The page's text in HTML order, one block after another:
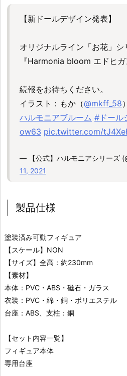
【新ドールデザイン発表】
オリジナルライン「お花」シ
『Harmonia bloom エドヒガ
続報をお待ちください。
イラスト：もか（@mkff_58）
ハルモニアブルーム #ドール
ow63 pic.twitter.com/
— 【公式】ハルモニアシリーズ
11, 2021
製品仕様
塗装済み可動フィギュア
【スケール】NON
【サイズ】全高：約230mm
【素材】
本体：PVC・ABS・磁石・ガラス
衣装：PVC・綿・銅・ポリエステル
台座：ABS、支柱：銅
【セット内容一覧】
フィギュア本体
専用台座